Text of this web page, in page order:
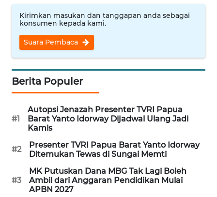
Kirimkan masukan dan tanggapan anda sebagai
konsumen kepada kami.
Suara Pembaca
Berita Populer
#1
Autopsi Jenazah Presenter TVRI Papua
Barat Yanto Idorway Dijadwal Ulang Jadi
Kamis
#2
Presenter TVRI Papua Barat Yanto Idorway
Ditemukan Tewas di Sungai Memti
#3
MK Putuskan Dana MBG Tak Lagi Boleh
Ambil dari Anggaran Pendidikan Mulai
APBN 2027
WN
BENGKULU
WN
LAMPUNG
JATENG
WN
NUSANTARA
WN
JOGJA
WN
JATIM